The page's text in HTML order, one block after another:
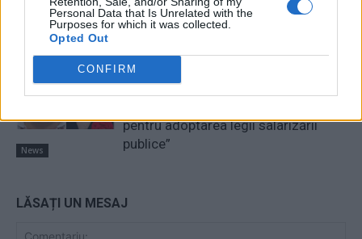
Personal Data that Is Unrelated with the
Purposes for which it was collected.
Opted Out
CONFIRM
consilier al lui Băsescu a fost
percheziționat și...
News
PSD a avut Ministerul Muncii în 93%
din perioada PNRR! ”Cei trei miniştri
pentru adoptarea legii salarizării
publice”
LĂSAȚI UN MESAJ